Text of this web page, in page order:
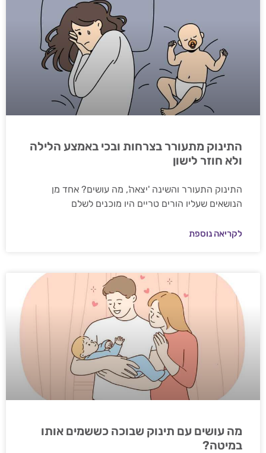
התינוק מתעורר בצרחות ובכי באמצע הלילה
ולא חוזר לישון
התינוק התעורר והשינה 'יצאה', מה עושים? אחד מן
הנושאים שעליו הורים טריים היו מוכנים לשלם
לקריאה נוספת
מה עושים עם תינוק שבוכה כששמים אותו
במיטה?